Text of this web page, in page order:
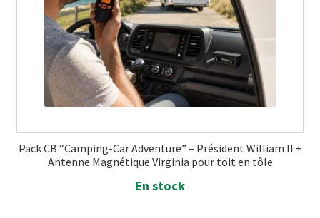
Pack CB “Camping-Car Adventure” – Président William II +
Antenne Magnétique Virginia pour toit en tôle
En stock